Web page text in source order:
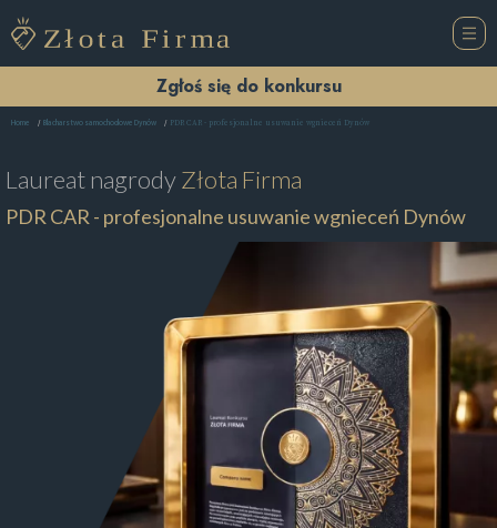
Zgłoś się do konkursu
Home Blacharstwo samochodowe Dynów PDR CAR - profesjonalne usuwanie wgnieceń Dynów
Laureat nagrodyZłota Firma
PDR CAR - profesjonalne usuwanie wgnieceń Dynów